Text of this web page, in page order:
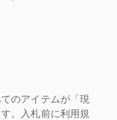
のアイテムが「現
。入札前に利用規